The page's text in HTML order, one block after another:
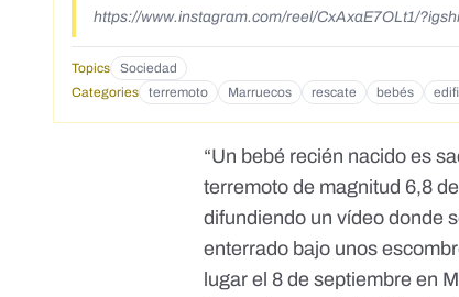
https://www.instagram.com/reel/CxAxaE7OLt1/
Topics Sociedad
Categories
terremoto Marruecos rescate bebés
“Un bebé recién nacido es
terremoto de magnitud 6,8
difundiendo un vídeo donde
enterrado bajo unos
lugar el 8 de septiembre en